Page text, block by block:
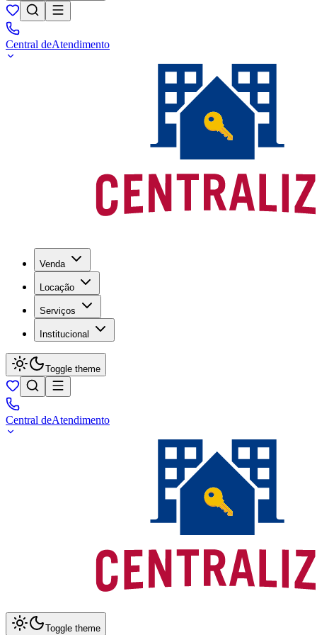
Central deAtendimento
Venda
Locação
Serviços
Institucional
Toggle theme
Central deAtendimento
Toggle theme